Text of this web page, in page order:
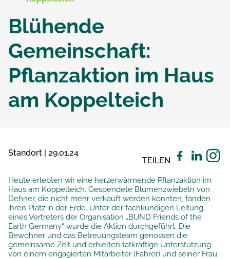
Blühende
Gemeinschaft:
Pflanzaktion im Haus
am Koppelteich
Standort | 29.01.24
TEILEN
Heute erlebten wir eine herzerwärmende Pflanzaktion im
Haus am Koppelteich. Gespendete Blumenzwiebeln von
Dehner, die nicht mehr verkauft werden konnten, fanden
ihren Platz in der Erde. Unter der fachkundigen Leitung
eines Vertreters der Organisation „BUND Friends of the
Earth Germany“ wurde die Aktion durchgeführt. Die
Bewohner und das Betreuungsteam genossen die
gemeinsame Zeit und erhielten tatkräftige Unterstützung
von einem engagierten Mitarbeiter (Fahrer) und seiner Frau.